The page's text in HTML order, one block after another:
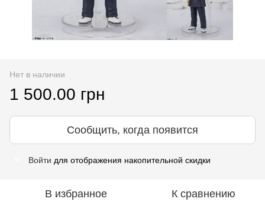
Нет в наличии
1 500.00 грн
Сообщить, когда появится
Войти для отображения накопительной скидки
В избранное К сравнению